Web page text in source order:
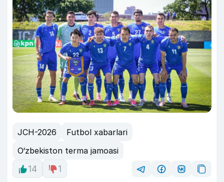
JCH-2026
Futbol xabarlari
O‘zbekiston terma jamoasi
14
1